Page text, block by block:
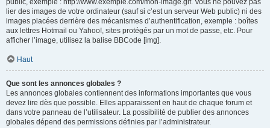
public, exemple : http://www.exemple.com/mon-image.gif. Vous ne pouvez pas
lier des images de votre ordinateur (sauf si c’est un serveur Web public) ni des
images placées derrière des mécanismes d’authentification, exemple : boîtes
aux lettres Hotmail ou Yahoo!, sites protégés par un mot de passe, etc. Pour
afficher l’image, utilisez la balise BBCode [img].
Haut
Que sont les annonces globales ?
Les annonces globales contiennent des informations importantes que vous
devez lire dès que possible. Elles apparaissent en haut de chaque forum et
dans votre panneau de l’utilisateur. La possibilité de publier des annonces
globales dépend des permissions définies par l’administrateur.